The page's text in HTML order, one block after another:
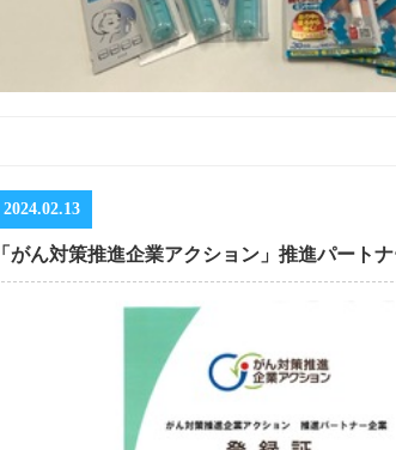
2024.02.13
「がん対策推進企業アクション」推進パート